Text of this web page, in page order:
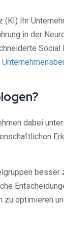
Ihr
in der
dabei
besser
optimieren